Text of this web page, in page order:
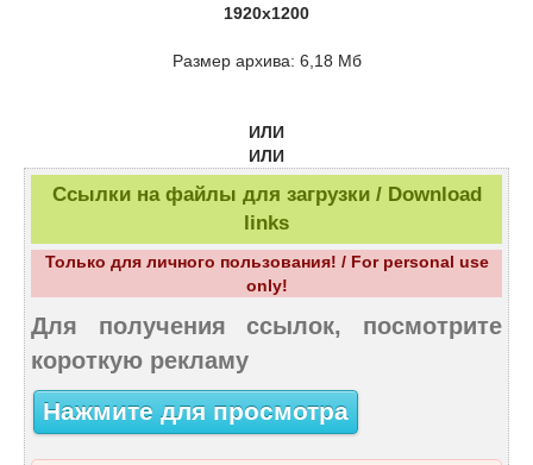
1920x1200
Размер архива: 6,18 Мб
ИЛИ
ИЛИ
Ссылки на файлы для загрузки / Download
links
Только для личного пользования! / For personal use
only!
Для получения ссылок, посмотрите
короткую рекламу
Нажмите для просмотра